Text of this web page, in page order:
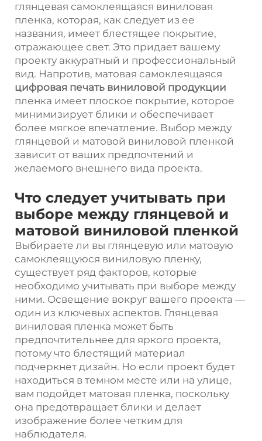
глянцевая самоклеящаяся виниловая
пленка, которая, как следует из ее
названия, имеет блестящее покрытие,
отражающее свет. Это придает вашему
проекту аккуратный и профессиональный
вид. Напротив, матовая самоклеящаяся
цифровая печать виниловой продукции
пленка имеет плоское покрытие, которое
минимизирует блики и обеспечивает
более мягкое впечатление. Выбор между
глянцевой и матовой виниловой пленкой
зависит от ваших предпочтений и
желаемого внешнего вида проекта.
Что следует учитывать при
выборе между глянцевой и
матовой виниловой пленкой
Выбираете ли вы глянцевую или матовую
самоклеящуюся виниловую пленку,
существует ряд факторов, которые
необходимо учитывать при выборе между
ними. Освещение вокруг вашего проекта —
один из ключевых аспектов. Глянцевая
виниловая пленка может быть
предпочтительнее для яркого проекта,
потому что блестящий материал
подчеркнет дизайн. Но если проект будет
находиться в темном месте или на улице,
вам подойдет матовая пленка, поскольку
она предотвращает блики и делает
изображение более четким для
наблюдателя.